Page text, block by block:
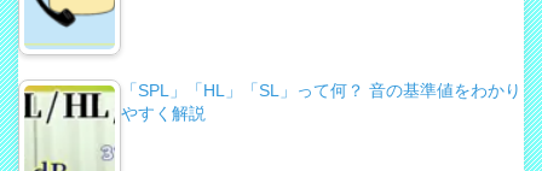
「SPL」「HL」「SL」って何？ 音の基準値をわかり
やすく解説